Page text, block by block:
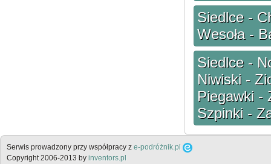
Siedlce -
Wesoła -
Siedlce -
Niwiski -
Piegawki -
Szpinki -
Serwis prowadzony przy współpracy z e-podróżnik.pl
Copyright 2006-2013 by inventors.pl